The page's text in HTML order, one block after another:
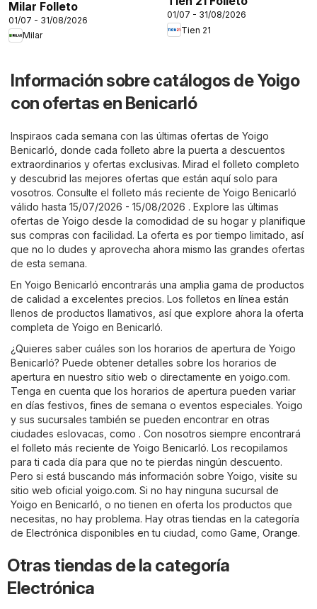
Milar Folleto
01/07 - 31/08/2026
Milar
01/07 - 31/08/2026
Tien 21
Información sobre catálogos de Yoigo
con ofertas en Benicarló
Inspiraos cada semana con las últimas ofertas de Yoigo
Benicarló, donde cada folleto abre la puerta a descuentos
extraordinarios y ofertas exclusivas. Mirad el folleto completo
y descubrid las mejores ofertas que están aquí solo para
vosotros. Consulte el folleto más reciente de Yoigo Benicarló
válido hasta 15/07/2026 - 15/08/2026 . Explore las últimas
ofertas de Yoigo desde la comodidad de su hogar y planifique
sus compras con facilidad. La oferta es por tiempo limitado, así
que no lo dudes y aprovecha ahora mismo las grandes ofertas
de esta semana.
En Yoigo Benicarló encontrarás una amplia gama de productos
de calidad a excelentes precios. Los folletos en línea están
llenos de productos llamativos, así que explore ahora la oferta
completa de Yoigo en Benicarló.
¿Quieres saber cuáles son los horarios de apertura de Yoigo
Benicarló? Puede obtener detalles sobre los horarios de
apertura en nuestro sitio web o directamente en yoigo.com.
Tenga en cuenta que los horarios de apertura pueden variar
en días festivos, fines de semana o eventos especiales. Yoigo
y sus sucursales también se pueden encontrar en otras
ciudades eslovacas, como . Con nosotros siempre encontrará
el folleto más reciente de Yoigo Benicarló. Los recopilamos
para ti cada día para que no te pierdas ningún descuento.
Pero si está buscando más información sobre Yoigo, visite su
sitio web oficial yoigo.com. Si no hay ninguna sucursal de
Yoigo en Benicarló, o no tienen en oferta los productos que
necesitas, no hay problema. Hay otras tiendas en la categoría
de Electrónica disponibles en tu ciudad, como Game Orange.
Otras tiendas de la categoría
Electrónica